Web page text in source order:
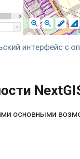
интерфейс с
основными